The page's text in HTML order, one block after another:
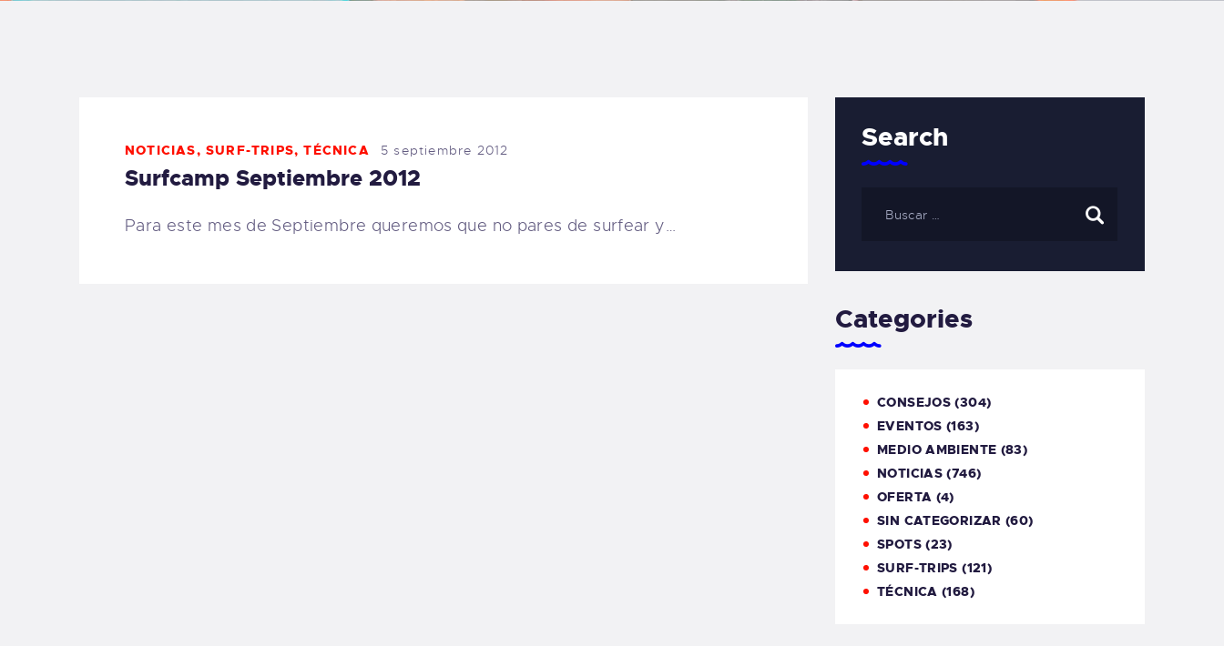
CONTACTO
CARRITO
TIENDA FAMILY
NOTICIAS,SURF-TRIPS,TÉCNICA 5 septiembre 2012
Surfcamp Septiembre 2012
Para este mes de Septiembre queremos que no pares de surfear y…
Search
Categories
CONSEJOS (304)
EVENTOS (163)
MEDIO AMBIENTE (83)
NOTICIAS (746)
OFERTA (4)
SIN CATEGORIZAR (60)
SPOTS(23)
SURF-TRIPS (121)
TÉCNICA (168)